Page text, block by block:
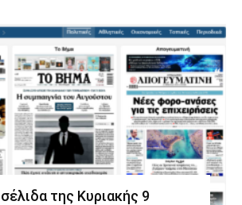
της Κυριακής 9